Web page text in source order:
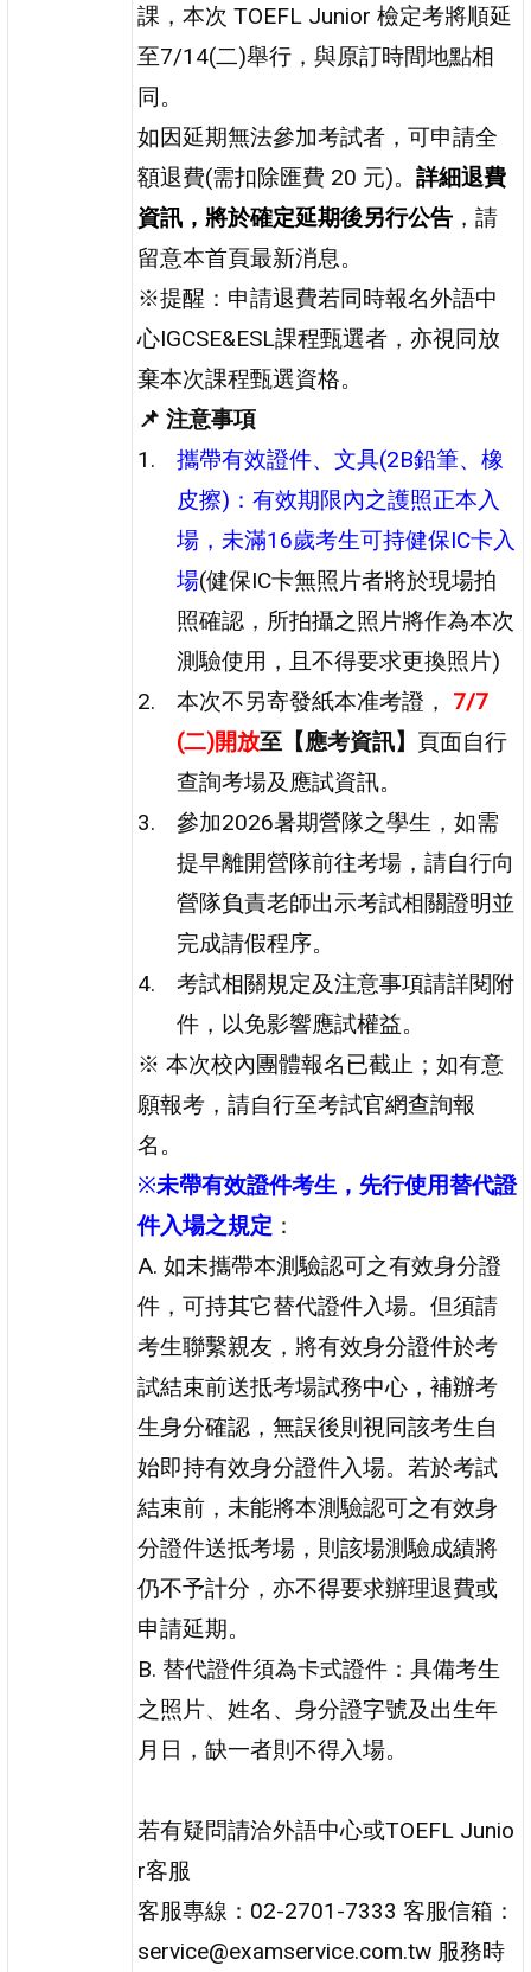
課，本次 TOEFL Junior 檢定考將順延
至7/14(二)舉行，與原訂時間地點相
同。
如因延期無法參加考試者，可申請全
額退費(需扣除匯費 20 元)。詳細退費
資訊，將於確定延期後另行公告 ，請
留意本首頁最新消息。
※提醒：申請退費若同時報名外語中
心IGCSE&ESL課程甄選者，亦視同放
棄本次課程甄選資格。
📌 注意事項
攜帶有效證件、文具(2B鉛筆、橡
皮擦)：有效期限內之護照正本入
場，未滿16歲考生可持健保IC卡入
場(健保IC卡無照片者將於現場拍
照確認，所拍攝之照片將作為本次
測驗使用，且不得要求更換照片)
本次不另寄發紙本准考證， 7/7
(二)開放至【應考資訊】 頁面自行
查詢考場及應試資訊。
參加2026暑期營隊之學生，如需
提早離開營隊前往考場，請自行向
營隊負責老師出示考試相關證明並
完成請假程序。
考試相關規定及注意事項請詳閱附
件，以免影響應試權益。
※ 本次校內團體報名已截止；如有意
願報考，請自行至考試官網查詢報
名。
※未帶有效證件考生，先行使用替代證
件入場之規定 ：
A. 如未攜帶本測驗認可之有效身分證
件，可持其它替代證件入場。但須請
考生聯繫親友，將有效身分證件於考
試結束前送抵考場試務中心，補辦考
生身分確認，無誤後則視同該考生自
始即持有效身分證件入場。若於考試
結束前，未能將本測驗認可之有效身
分證件送抵考場，則該場測驗成績將
仍不予計分，亦不得要求辦理退費或
申請延期。
B. 替代證件須為卡式證件：具備考生
之照片、姓名、身分證字號及出生年
月日，缺一者則不得入場。
若有疑問請洽外語中心或TOEFL Junio
r客服
客服專線：02-2701-7333 客服信箱：
service@examservice.com.tw 服務時